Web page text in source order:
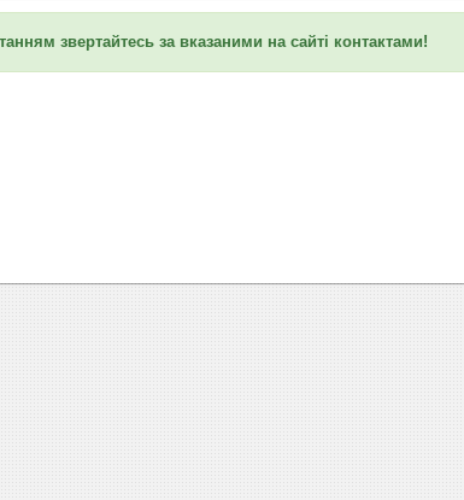
звертайтесь за вказаними на сайті контактами!